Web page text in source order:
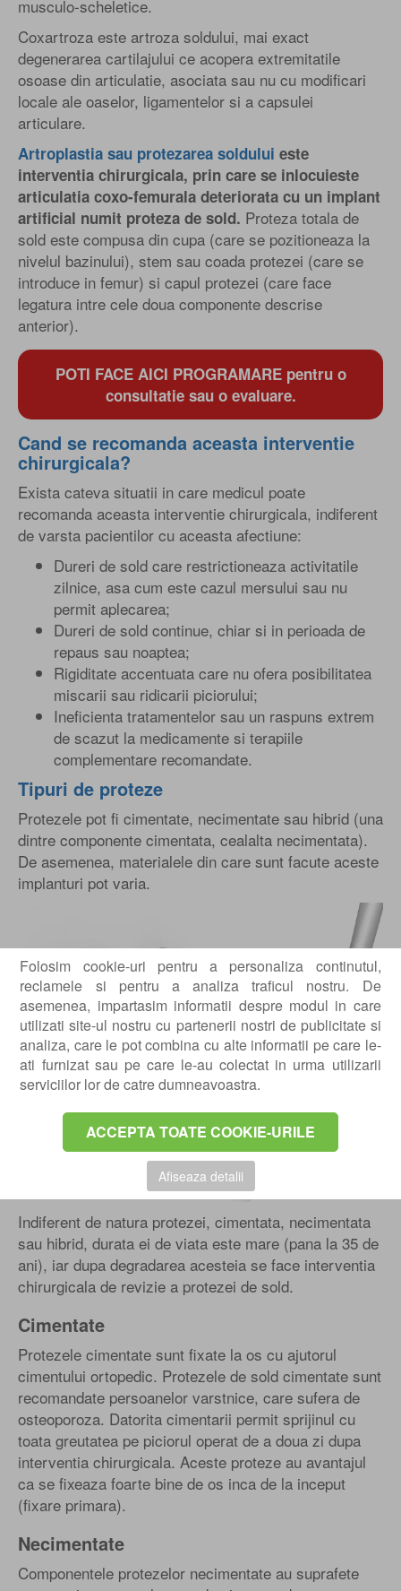
Folosim cookie-uri pentru a personaliza continutul,
reclamele si pentru a analiza traficul nostru. De
asemenea, impartasim informatii despre modul in care
utilizati site-ul nostru cu partenerii nostri de publicitate si
analiza, care le pot combina cu alte informatii pe care le-
ati furnizat sau pe care le-au colectat in urma utilizarii
serviciilor lor de catre dumneavoastra.
ACCEPTA TOATE COOKIE-URILE
Afiseaza detalii
musculo-scheletice.
Coxartroza este artroza soldului, mai exact
degenerarea cartilajului ce acopera extremitatile
osoase din articulatie, asociata sau nu cu modificari
locale ale oaselor, ligamentelor si a capsulei
articulare.
Artroplastia sau protezarea soldului este
interventia chirurgicala, prin care se inlocuieste
articulatia coxo-femurala deteriorata cu un implant
artificial numit proteza de sold. Proteza totala de
sold este compusa din cupa (care se pozitioneaza la
nivelul bazinului), stem sau coada protezei (care se
introduce in femur) si capul protezei (care face
legatura intre cele doua componente descrise
anterior).
POTI FACE AICI PROGRAMARE pentru o
consultatie sau o evaluare.
Cand se recomanda aceasta interventie
chirurgicala?
Exista cateva situatii in care medicul poate
recomanda aceasta interventie chirurgicala, indiferent
de varsta pacientilor cu aceasta afectiune:
Dureri de sold care restrictioneaza activitatile
zilnice, asa cum este cazul mersului sau nu
permit aplecarea;
Dureri de sold continue, chiar si in perioada de
repaus sau noaptea;
Rigiditate accentuata care nu ofera posibilitatea
miscarii sau ridicarii piciorului;
Ineficienta tratamentelor sau un raspuns extrem
de scazut la medicamente si terapiile
complementare recomandate.
Tipuri de proteze
Protezele pot fi cimentate, necimentate sau hibrid (una
dintre componente cimentata, cealalta necimentata).
De asemenea, materialele din care sunt facute aceste
implanturi pot varia.
Indiferent de natura protezei, cimentata, necimentata
sau hibrid, durata ei de viata este mare (pana la 35 de
ani), iar dupa degradarea acesteia se face interventia
chirurgicala de revizie a protezei de sold.
Cimentate
Protezele cimentate sunt fixate la os cu ajutorul
cimentului ortopedic. Protezele de sold cimentate sunt
recomandate persoanelor varstnice, care sufera de
osteoporoza. Datorita cimentarii permit sprijinul cu
toata greutatea pe piciorul operat de a doua zi dupa
interventia chirurgicala. Aceste proteze au avantajul
ca se fixeaza foarte bine de os inca de la inceput
(fixare primara).
Necimentate
Componentele protezelor necimentate au suprafete